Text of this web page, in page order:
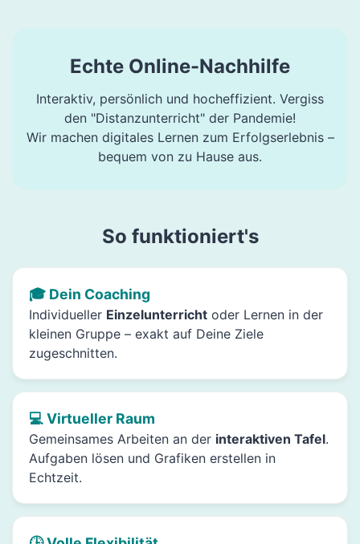
Echte Online-Nachhilfe
Interaktiv, persönlich und hocheffizient. Vergiss
den "Distanzunterricht" der Pandemie!
Wir machen digitales Lernen zum Erfolgserlebnis –
bequem von zu Hause aus.
So funktioniert's
🎓 Dein Coaching
Individueller Einzelunterricht oder Lernen in der
kleinen Gruppe – exakt auf Deine Ziele
zugeschnitten.
💻 Virtueller Raum
Gemeinsames Arbeiten an der interaktiven Tafel.
Aufgaben lösen und Grafiken erstellen in
Echtzeit.